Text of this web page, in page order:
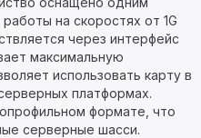
на скоростях от 1G
через интерфейс
максимальную
использовать карту в
платформах.
формате, что
серверные шасси.